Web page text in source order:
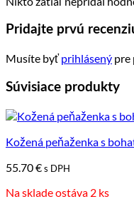
Pridajte prvú
Musíte byťprihlásený pre
Súvisiace produkty
Kožená peňaženka s
55.70€s DPH
Na sklade ostáva 2 ks